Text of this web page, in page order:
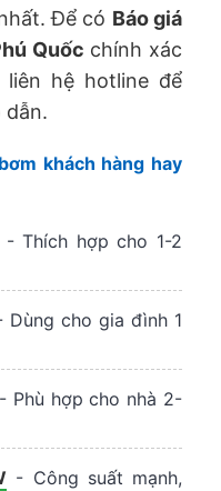
Để có Báo giá
Quốc chính xác
hệ hotline để
dẫn.
khách hàng hay
- Thích hợp cho 1-2
Dùng cho gia đình 1
- Phù hợp cho nhà 2-
- Công suất mạnh,